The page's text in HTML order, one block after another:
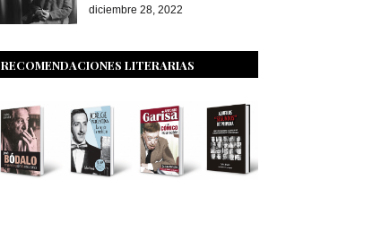
diciembre 28, 2022
RECOMENDACIONES LITERARIAS